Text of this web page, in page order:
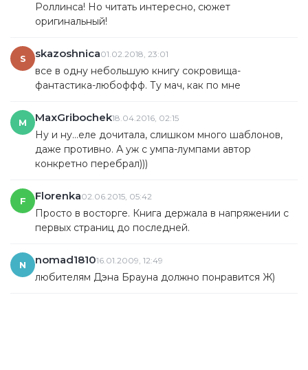
Роллинса! Но читать интересно, сюжет
оригинальный!
S skazoshnica01.02.2018, 23:01
все в одну небольшую книгу сокровища-
фантастика-любоффф. Ту мач, как по мне
M MaxGribochek18.04.2016, 02:15
Ну и ну...еле дочитала, слишком много шаблонов,
даже противно. А уж с умпа-лумпами автор
конкретно перебрал)))
F Florenka02.06.2015, 05:42
Просто в восторге. Книга держала в напряжении с
первых страниц до последней.
N nomad181016.01.2009, 12:49
любителям Дэна Брауна должно понравится Ж)